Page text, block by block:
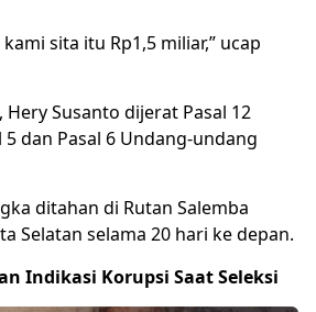
sita itu Rp1,5 miliar,” ucap
Susanto dijerat Pasal 12
dan Pasal 6 Undang-undang
ditahan di Rutan Salemba
Selatan selama 20 hari ke depan.
Indikasi Korupsi Saat Seleksi